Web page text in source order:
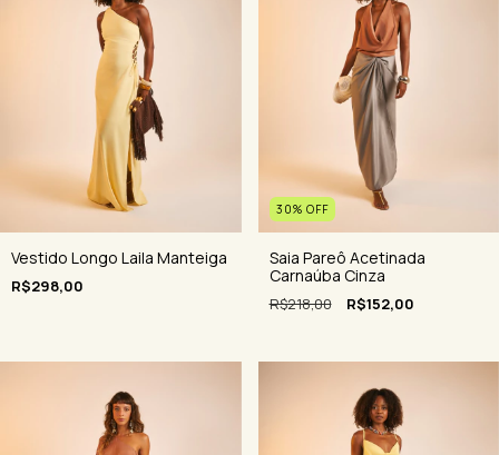
Vestido Longo Laila Manteiga
R$298,00
30% OFF
Saia Pareô Acetinada
Carnaúba Cinza
R$218,00 R$152,00